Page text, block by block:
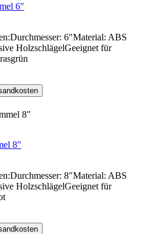
6"
6"Material: ABS
HolzschlägelGeeignet für
8"
8"Material: ABS
HolzschlägelGeeignet für